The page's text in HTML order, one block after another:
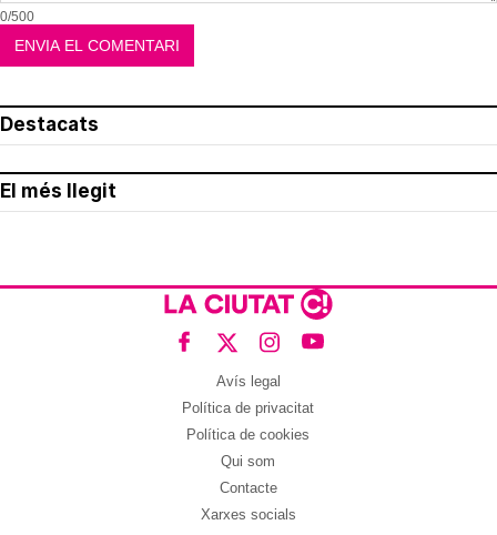
0/500
Destacats
El més llegit
Avís legal
Política de privacitat
Política de cookies
Qui som
Contacte
Xarxes socials